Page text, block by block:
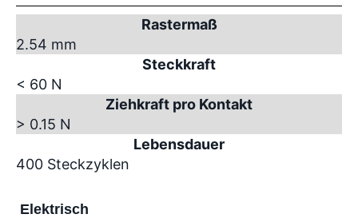
Rastermaß
2.54 mm
Steckkraft
< 60 N
Ziehkraft pro Kontakt
> 0.15 N
Lebensdauer
400 Steckzyklen
Elektrisch